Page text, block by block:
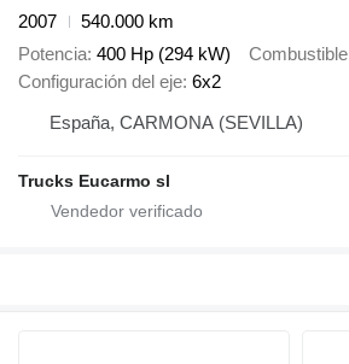
2007
540.000 km
Potencia 400 Hp (294 kW) Combustible
Configuración del eje 6x2
España, CARMONA (SEVILLA)
Trucks Eucarmo sl